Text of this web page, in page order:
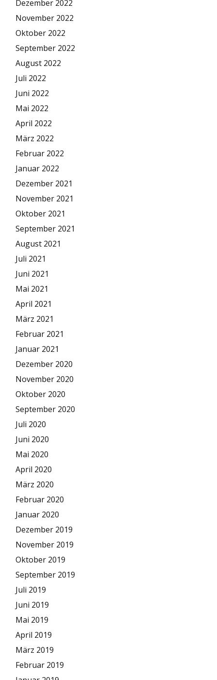
Dezember 2022
November 2022
Oktober 2022
September 2022
August 2022
Juli 2022
Juni 2022
Mai 2022
April 2022
März 2022
Februar 2022
Januar 2022
Dezember 2021
November 2021
Oktober 2021
September 2021
August 2021
Juli 2021
Juni 2021
Mai 2021
April 2021
März 2021
Februar 2021
Januar 2021
Dezember 2020
November 2020
Oktober 2020
September 2020
Juli 2020
Juni 2020
Mai 2020
April 2020
März 2020
Februar 2020
Januar 2020
Dezember 2019
November 2019
Oktober 2019
September 2019
Juli 2019
Juni 2019
Mai 2019
April 2019
März 2019
Februar 2019